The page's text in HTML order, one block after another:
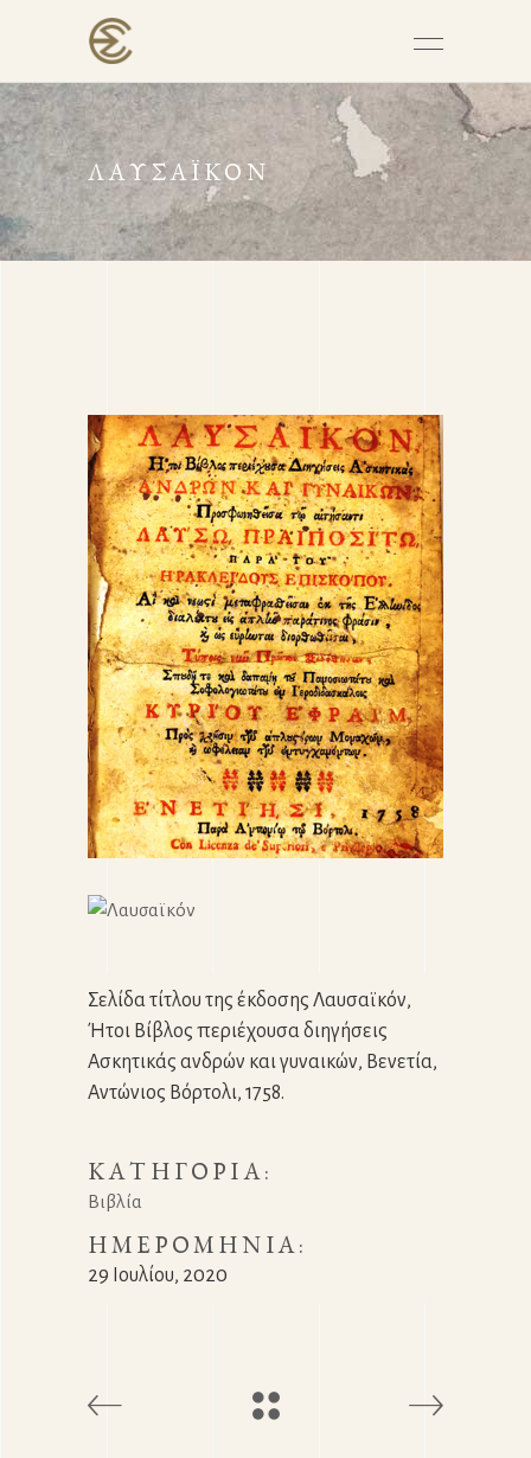
ΛΑΥΣΑΪΚΌΝ
Σελίδα τίτλου της έκδοσης Λαυσαϊκόν,
Ήτοι Βίβλος περιέχουσα διηγήσεις
Ασκητικάς ανδρών και γυναικών, Βενετία,
Αντώνιος Βόρτολι, 1758.
ΚΑΤΗΓΟΡΊΑ:
Βιβλία
ΗΜΕΡΟΜΗΝΊΑ:
29 Ιουλίου, 2020